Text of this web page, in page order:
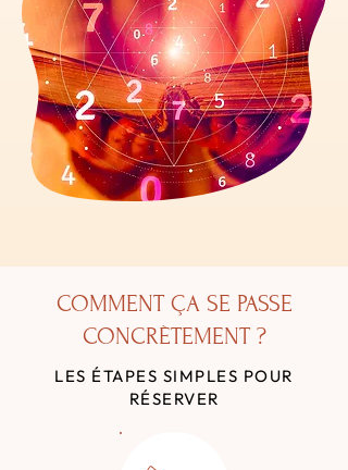
COMMENT ÇA SE PASSE
CONCRÈTEMENT ?
LES ÉTAPES SIMPLES POUR
RÉSERVER